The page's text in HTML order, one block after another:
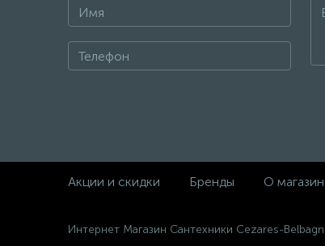
+7
Акции и скидки Бренды О
Интернет Магазин Сантехники Cezares-